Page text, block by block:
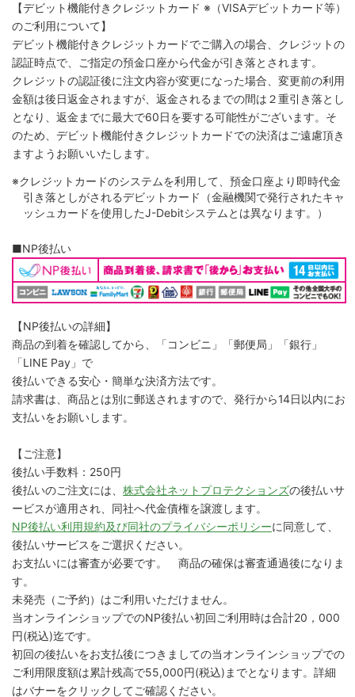
【デビット機能付きクレジットカード ※（VISAデビットカード等）
のご利用について】
デビット機能付きクレジットカードでご購入の場合、クレジットの
認証時点で、ご指定の預金口座から代金が引き落とされます。
クレジットの認証後に注文内容が変更になった場合、変更前の利用
金額は後日返金されますが、返金されるまでの間は２重引き落とし
となり、返金までに最大で60日を要する可能性がございます。そ
のため、デビット機能付きクレジットカードでの決済はご遠慮頂き
ますようお願いいたします。
※クレジットカードのシステムを利用して、預金口座より即時代金
引き落としがされるデビットカード（金融機関で発行されたキャ
ッシュカードを使用したJ-Debitシステムとは異なります。）
■NP後払い
【NP後払いの詳細】
商品の到着を確認してから、「コンビニ」「郵便局」「銀行」
「LINE Pay」で
後払いできる安心・簡単な決済方法です。
請求書は、商品とは別に郵送されますので、発行から14日以内にお
支払いをお願いします。
【ご注意】
後払い手数料：250円
後払いのご注文には、 株式会社ネットプロテクションズの後払いサ
ービスが適用され、同社へ代金債権を譲渡します。
NP後払い利用規約及び同社のプライバシーポリシーに同意して、
後払いサービスをご選択ください。
お支払いには審査が必要です。 商品の確保は審査通過後になりま
す。
未発売（ご予約）はご利用いただけません。
当オンラインショップでのNP後払い初回ご利用時は合計20，000
円(税込)迄です。
初回の後払いをお支払後につきましての当オンラインショップでの
ご利用限度額は累計残高で55,000円(税込)までとなります。詳細
はバナーをクリックしてご確認ください。